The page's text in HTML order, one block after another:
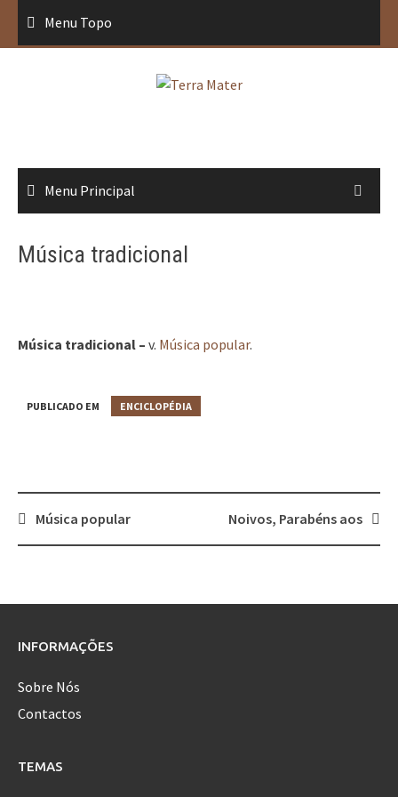
conteúdo
Menu Topo
Menu Principal
Música tradicional
Música tradicional – v. Música popular.
PUBLICADO EM ENCICLOPÉDIA
Post
Música popular Noivos, Parabéns aos
INFORMAÇÕES
Sobre Nós
Contactos
TEMAS